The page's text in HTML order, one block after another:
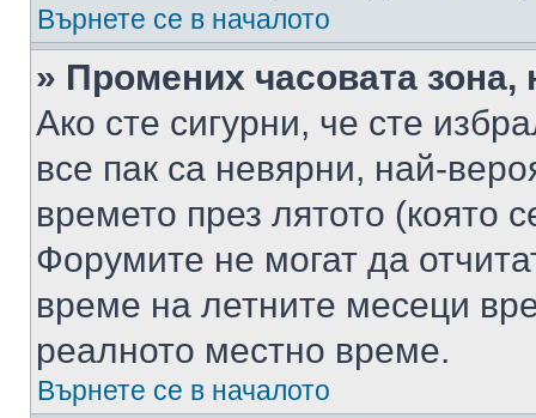
Върнете се в началото
» Промених часовата
Ако сте сигурни, че сте
все пак са невярни, най-
времето през лятото (която
Форумите не могат да
време на летните месеци
реалното местно време.
Върнете се в началото